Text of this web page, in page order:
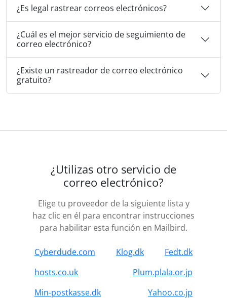
¿Es legal rastrear correos electrónicos?
¿Cuál es el mejor servicio de seguimiento de
correo electrónico?
¿Existe un rastreador de correo electrónico
gratuito?
¿Utilizas otro servicio de
correo electrónico?
Elige tu proveedor de la siguiente lista y
haz clic en él para encontrar instrucciones
para habilitar esta función en Mailbird.
Cyberdude.com Klog.dk
Fedt.dk
hosts.co.uk
Plum.plala.or.jp
Min-postkasse.dk
Yahoo.co.jp